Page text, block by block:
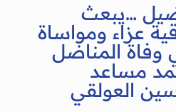
…يبعث
عزاء ومواساة
وفاة المناضل
مساعد
العولقي